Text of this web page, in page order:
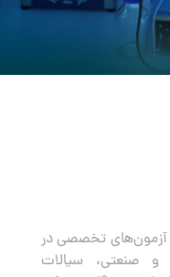
آزمون‌های تخصصی در
و صنعتی، سیالات